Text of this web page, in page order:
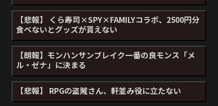
【悲報】 くら寿司×SPY×FAMILYコラボ、2500円分
食べないとグッズが貰えない
【朗報】モンハンサンブレイク一番の良モンス「メ
ル・ゼナ」に決まる
【悲報】 RPGの盗賊さん、軒並み役に立たない